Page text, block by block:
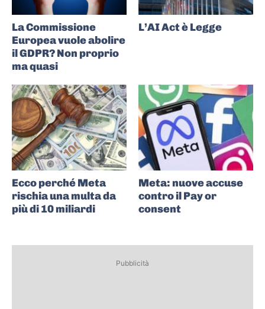
La Commissione
Europea vuole abolire
il GDPR? Non proprio
ma quasi
L’AI Act è Legge
Ecco perché Meta
rischia una multa da
più di 10 miliardi
Meta: nuove accuse
contro il Pay or
consent
Pubblicità